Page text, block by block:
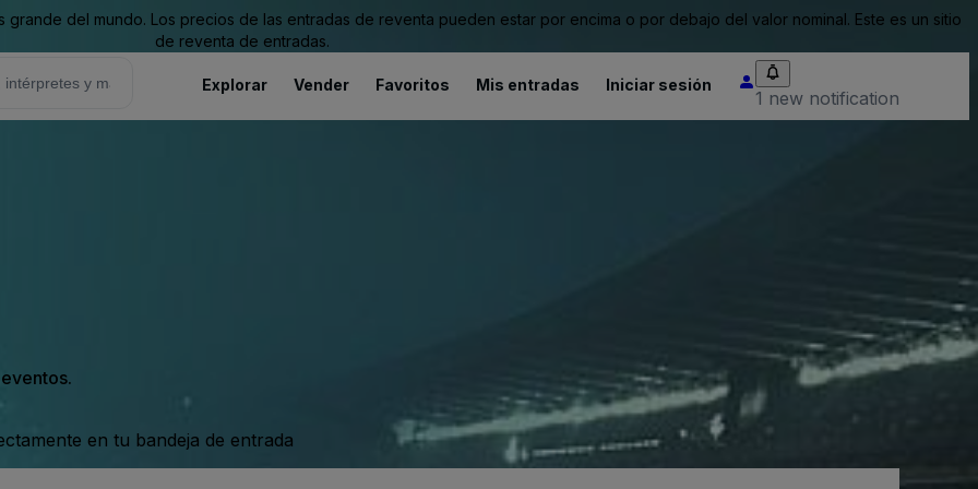
del mundo. Los precios de las entradas de reventa pueden estar por encima o por debajo del valor nominal. Este es un sitio
de reventa de entradas.
Explorar Vender Favoritos Mis entradas Iniciar sesión
1 new notification
en tu bandeja de entrada